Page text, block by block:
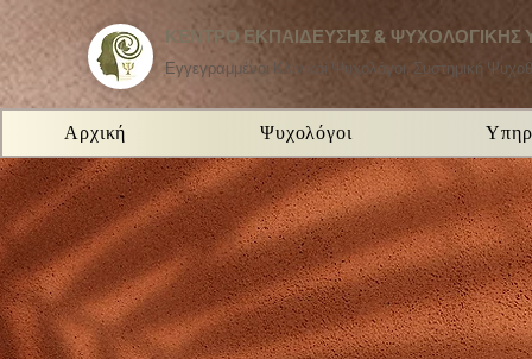
ΚΕΝΤΡΟ ΕΚΠΑΙΔΕΥΣΗΣ & ΨΥΧΟΛΟΓΙΚΗΣ
Εγγεγραμμένοι Κλινικοί Ψυχολόγοι, Συστημική
Αρχική Ψυχολόγοι